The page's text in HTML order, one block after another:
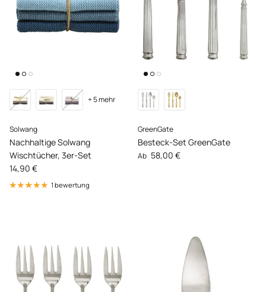
Solwang
Nachhaltige Solwang
Wischtücher, 3er-Set
Normaler Preis
14,90 €
+ 5 mehr
1 bewertung
GreenGate
Besteck-Set GreenGate
Normaler Preis
Ab 58,00 €